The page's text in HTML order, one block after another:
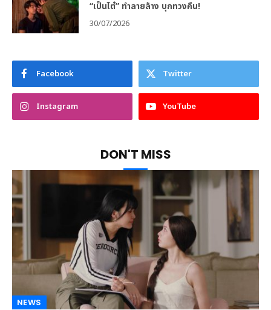
“เป็นไต๋” ทำลายล้าง บุกทวงคืน!
30/07/2026
Facebook Twitter
Instagram YouTube
DON'T MISS
NEWS